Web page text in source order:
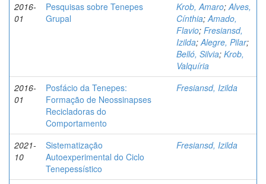
2016-
01
Pesquisas sobre Tenepes
Grupal
Krob, Amaro;Alves,
Cínthia;Amado,
Flavio; Fresiansd,
Izilda;Alegre, Pilar;
Belló, Silvia; Krob,
Valquíria
2016-
01
Posfácio da Tenepes:
Formação de Neossinapses
Recicladoras do
Comportamento
Fresiansd, Izilda
2021-
10
Sistematização
Autoexperimental do Ciclo
Tenepessístico
Fresiansd, Izilda